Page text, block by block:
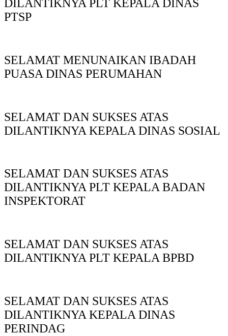
DILANTIKNYA PLT KEPALA DINAS
PTSP
SELAMAT MENUNAIKAN IBADAH
PUASA DINAS PERUMAHAN
SELAMAT DAN SUKSES ATAS
DILANTIKNYA KEPALA DINAS SOSIAL
SELAMAT DAN SUKSES ATAS
DILANTIKNYA PLT KEPALA BADAN
INSPEKTORAT
SELAMAT DAN SUKSES ATAS
DILANTIKNYA PLT KEPALA BPBD
SELAMAT DAN SUKSES ATAS
DILANTIKNYA KEPALA DINAS
PERINDAG